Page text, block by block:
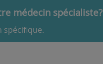
médecin spécialiste?
spécifique.